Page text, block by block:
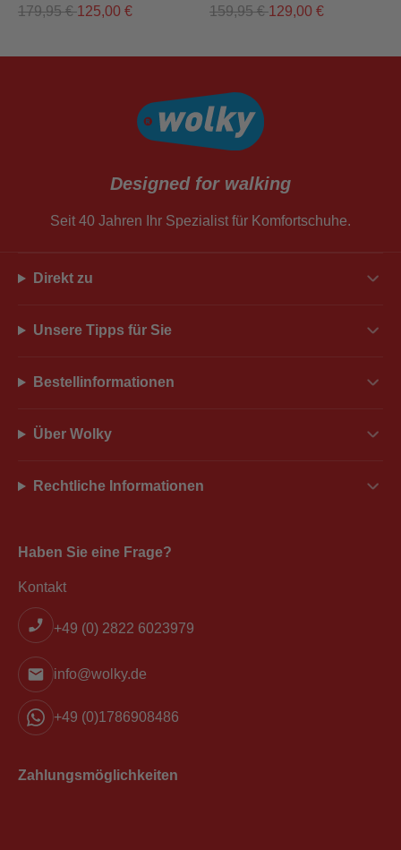
179,95€ 125,00 €
159,95€ 129,00 €
Designed for walking
Seit 40 Jahren Ihr Spezialist für Komfortschuhe.
Direkt zu
Unsere Tipps für Sie
Bestellinformationen
Über Wolky
Rechtliche Informationen
Haben Sie eine Frage?
Kontakt
+49 (0) 2822 6023979
info@wolky.de
+49 (0)1786908486
Zahlungsmöglichkeiten